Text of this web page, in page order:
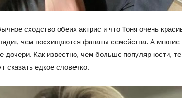
сходство обеих актрис и что Тоня очень
чем восхищаются фанаты семейства. А
дочери. Как известно, чем больше популярности,
сказать едкое словечко.